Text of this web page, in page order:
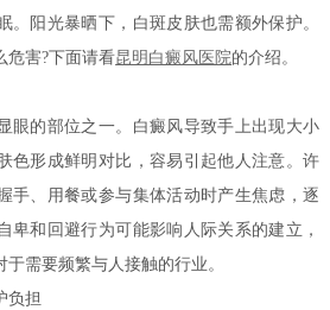
。阳光暴晒下，白斑皮肤也需额外保护。
危害?下面请看昆明白癜风医院的介绍。
的部位之一。白癜风导致手上出现大小
色形成鲜明对比，容易引起他人注意。许
手、用餐或参与集体活动时产生焦虑，逐
卑和回避行为可能影响人际关系的建立，
需要频繁与人接触的行业。
担